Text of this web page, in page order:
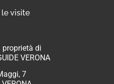
visite
proprietà di
VERONA
7